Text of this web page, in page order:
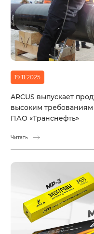
19.11.2025
ARCUS выпускает
высоким
ПАО «Транснефть»
Читать